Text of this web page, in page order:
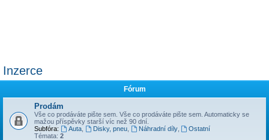
Inzerce
Fórum
Prodám
Vše co prodáváte pište sem. Vše co prodáváte pište sem. Automaticky se
mažou příspěvky starší víc než 90 dní.
Subfóra:
Auta, Disky, pneu, Náhradní díly,
Ostatní
Témata: 2